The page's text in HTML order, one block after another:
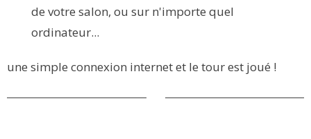
de votre salon, ou sur n'importe quel
ordinateur...
une simple connexion internet et le tour est joué !